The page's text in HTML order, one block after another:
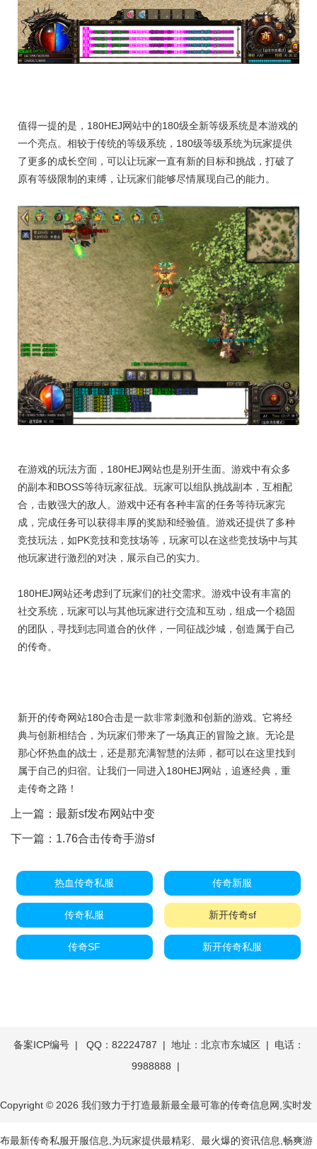
值得一提的是，180HEJ网站中的180级全新等级系统是本游戏的
一个亮点。相较于传统的等级系统，180级等级系统为玩家提供
了更多的成长空间，可以让玩家一直有新的目标和挑战，打破了
原有等级限制的束缚，让玩家们能够尽情展现自己的能力。
在游戏的玩法方面，180HEJ网站也是别开生面。游戏中有众多
的副本和BOSS等待玩家征战。玩家可以组队挑战副本，互相配
合，击败强大的敌人。游戏中还有各种丰富的任务等待玩家完
成，完成任务可以获得丰厚的奖励和经验值。游戏还提供了多种
竞技玩法，如PK竞技和竞技场等，玩家可以在这些竞技场中与其
他玩家进行激烈的对决，展示自己的实力。
180HEJ网站还考虑到了玩家们的社交需求。游戏中设有丰富的
社交系统，玩家可以与其他玩家进行交流和互动，组成一个稳固
的团队，寻找到志同道合的伙伴，一同征战沙城，创造属于自己
的传奇。
新开的传奇网站180合击是一款非常刺激和创新的游戏。它将经
典与创新相结合，为玩家们带来了一场真正的冒险之旅。无论是
那心怀热血的战士，还是那充满智慧的法师，都可以在这里找到
属于自己的归宿。让我们一同进入180HEJ网站，追逐经典，重
走传奇之路！
上一篇： 最新sf发布网站中变
下一篇： 1.76合击传奇手游sf
热血传奇私服 传奇新服
传奇私服 新开传奇sf
传奇SF 新开传奇私服
备案ICP编号| QQ：82224787 | 地址：北京市东城区 | 电话：
9988888 |
Copyright © 2026 我们致力于打造最新最全最可靠的传奇信息网,实时发
布最新传奇私服开服信息,为玩家提供最精彩、最火爆的资讯信息,畅爽游